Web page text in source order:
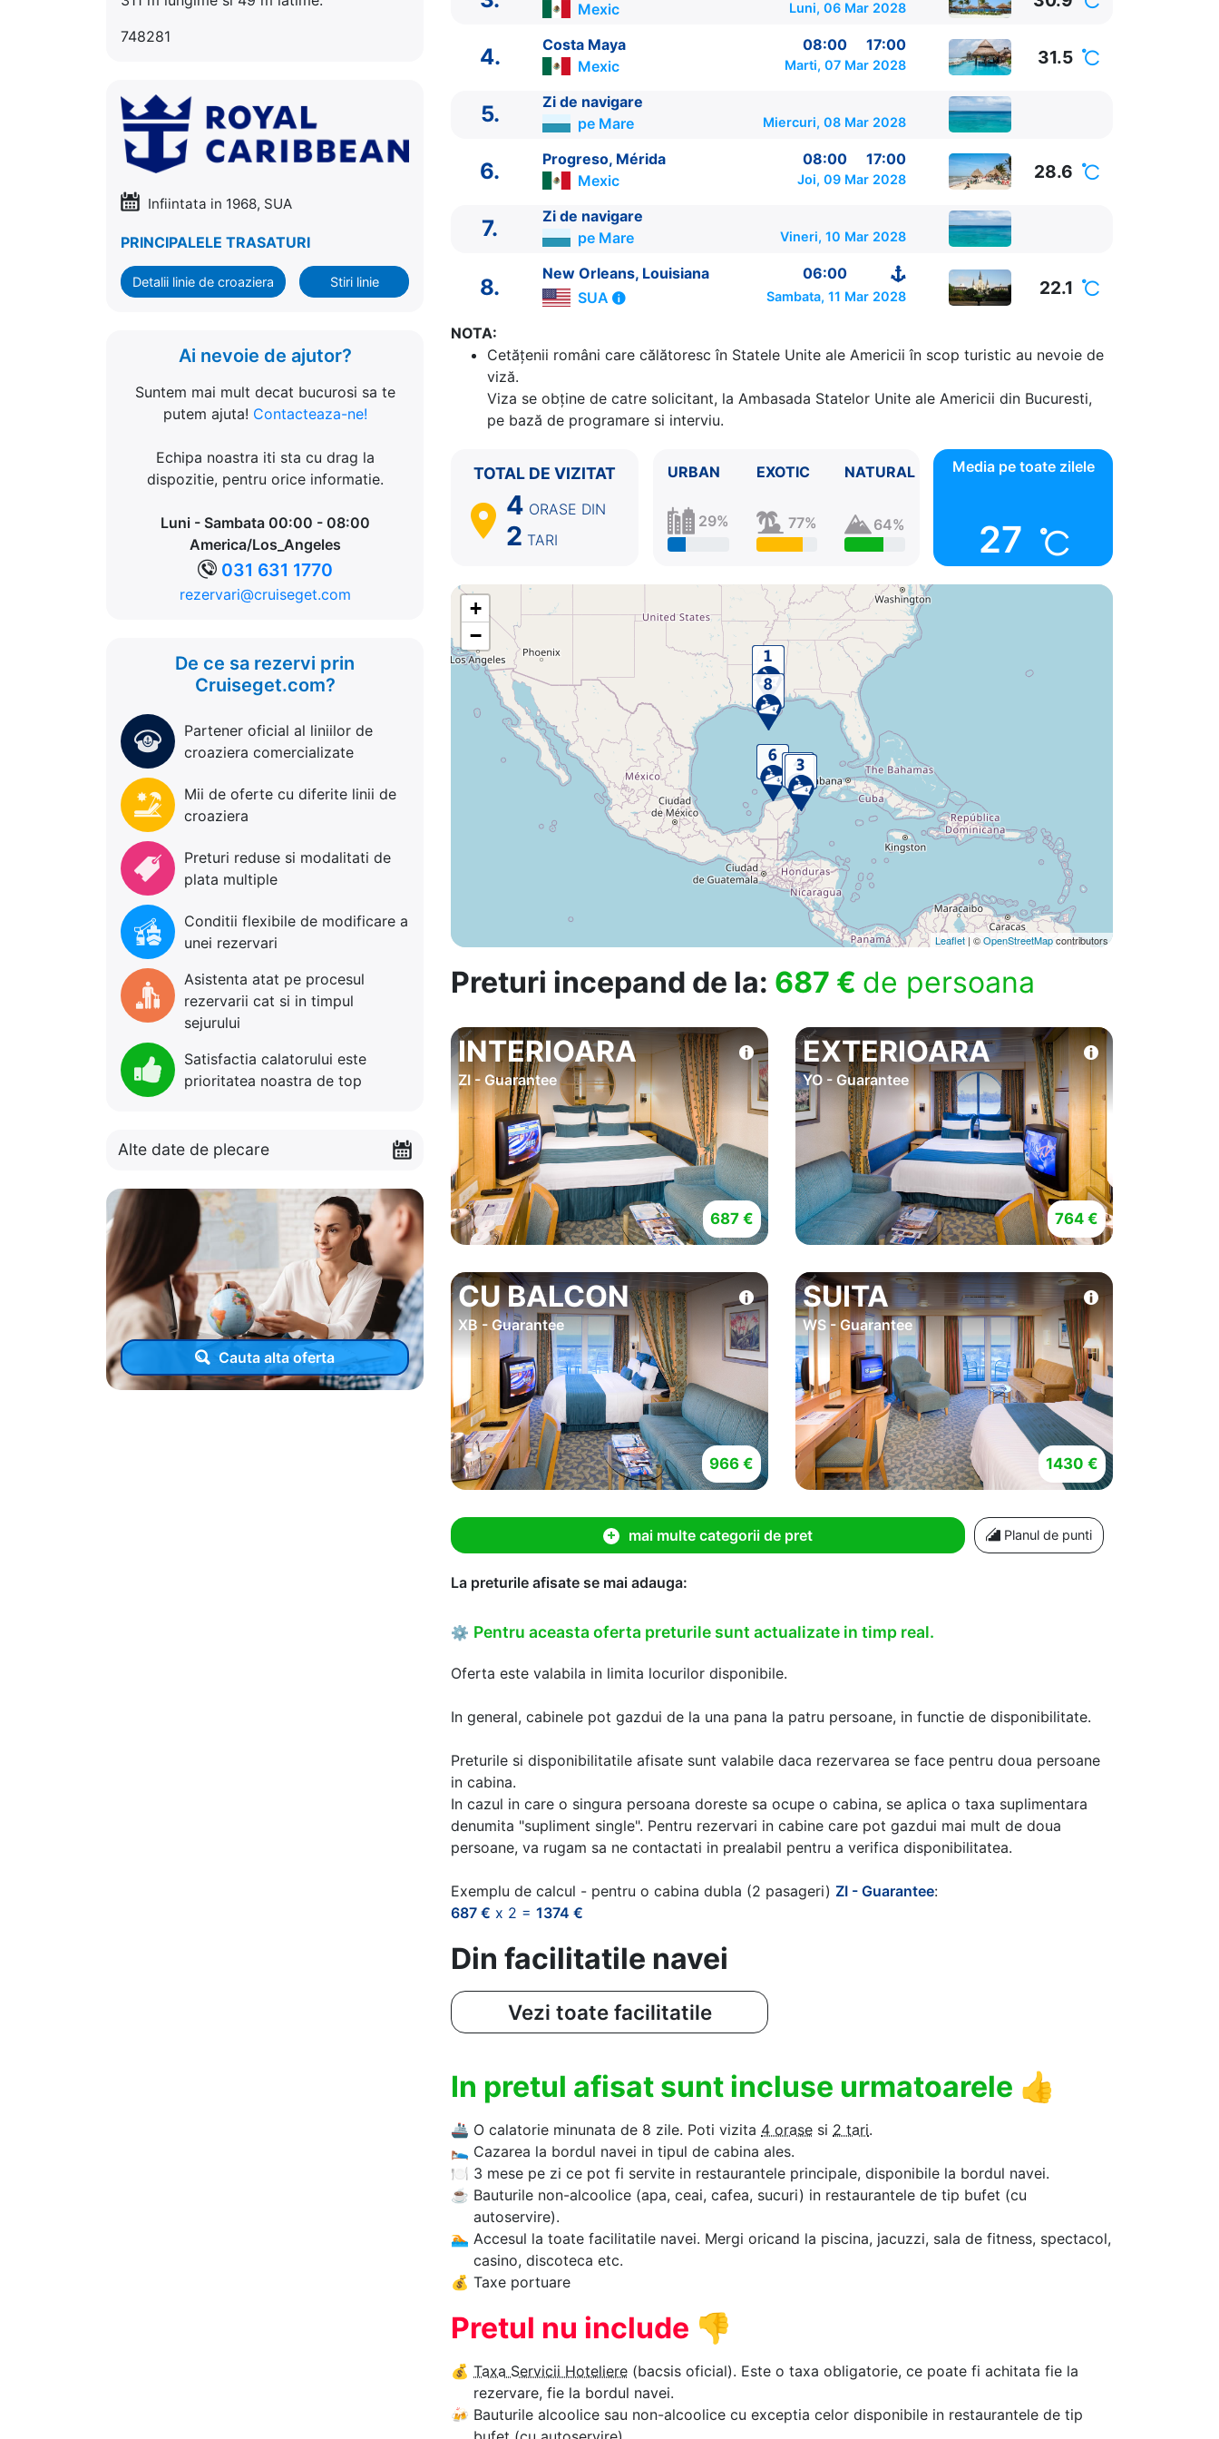
748281
Infiintata in 1968, SUA
PRINCIPALELE TRASATURI
Detalii linie de croaziera Stiri linie
Ai nevoie de ajutor?
Suntem mai mult decat bucurosi sa te
putem ajuta! Contacteaza-ne!
Echipa noastra iti sta cu drag la
dispozitie, pentru orice informatie.
Luni - Sambata 00:00 - 08:00
America/Los_Angeles
031 631 1770
rezervari@cruiseget.com
De ce sa rezervi prin
Cruiseget.com?
Partener oficial al liniilor de
croaziera comercializate
Mii de oferte cu diferite linii de
croaziera
Preturi reduse si modalitati de
plata multiple
Conditii flexibile de modificare a
unei rezervari
Asistenta atat pe procesul
rezervarii cat si in timpul
sejurului
Satisfactia calatorului este
prioritatea noastra de top
Alte date de plecare
Cauta alta oferta
ITINERARIU
Ziua | Portul | Sosire - Plecare
New Orleans, Louisiana
Zi de navigare pe Mare
4. Costa Maya Mexic 08:00 - 17:00
Zi de navigare pe Mare
6. Progreso, Mérida
Zi de navigare pe Mare 0:00 - 0:00
New Orleans, Louisiana
Mexic
Luni, 06 Mar 2028
4. Costa Maya 08:00
17:00
Mexic
Marti, 07 Mar 2028 31.5
5.
Zi de navigare
pe Mare
Miercuri, 08 Mar 2028
6. Progreso, Mérida 08:00
17:00
Mexic
Joi, 09 Mar 2028 28.6
7.
Zi de navigare
pe Mare
Vineri, 10 Mar 2028
8.
New Orleans, Louisiana
06:00
SUA
Sambata, 11 Mar 2028 22.1
NOTA:
Cetăţenii români care călătoresc în Statele Unite ale Americii în scop turistic au nevoie de
viză.
Viza se obține de catre solicitant, la Ambasada Statelor Unite ale Americii din Bucuresti,
pe bază de programare si interviu.
TOTAL DE VIZITAT
4 ORASE DIN
2 TARI
URBAN
29%
EXOTIC
77%
NATURAL
64%
Media pe toate zilele
27
+
−
Leaflet | ©OpenStreetMapcontributors
Preturi incepand de la: 687 € de persoana
INTERIOARA
ZI - Guarantee
687 €
EXTERIOARA
YO - Guarantee
764 €
CU BALCON
XB - Guarantee
966 €
SUITA
WS - Guarantee
1430 €
mai multe categorii de pret Planul de punti
La preturile afisate se mai adauga:
⚙ Pentru aceasta oferta preturile sunt actualizate in timp real.
Oferta este valabila in limita locurilor disponibile.
In general, cabinele pot gazdui de la una pana la patru persoane, in functie de disponibilitate.
Preturile si disponibilitatile afisate sunt valabile daca rezervarea se face pentru doua persoane
in cabina.
In cazul in care o singura persoana doreste sa ocupe o cabina, se aplica o taxa suplimentara
denumita "supliment single". Pentru rezervari in cabine care pot gazdui mai mult de doua
persoane, va rugam sa ne contactati in prealabil pentru a verifica disponibilitatea.
Exemplu de calcul - pentru o cabina dubla (2 pasageri) ZI - Guarantee:
687 € x 2 = 1374 €
Din facilitatile navei
Vezi toate facilitatile
In pretul afisat sunt incluse urmatoarele 👍
🚢 O calatorie minunata de 8 zile. Poti vizita 4 orase si 2 tari.
🛌 Cazarea la bordul navei in tipul de cabina ales.
🍽 3 mese pe zi ce pot fi servite in restaurantele principale, disponibile la bordul navei.
☕ Bauturile non-alcoolice (apa, ceai, cafea, sucuri) in restaurantele de tip bufet (cu
autoservire).
🏊‍ Accesul la toate facilitatile navei. Mergi oricand la piscina, jacuzzi, sala de fitness, spectacol,
casino, discoteca etc.
💰 Taxe portuare
Pretul nu include 👎
💰 Taxa Servicii Hoteliere (bacsis oficial). Este o taxa obligatorie, ce poate fi achitata fie la
rezervare, fie la bordul navei.
🍻 Bauturile alcoolice sau non-alcoolice cu exceptia celor disponibile in restaurantele de tip